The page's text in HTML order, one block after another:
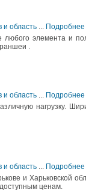
и область ... Подробнее
любого элемента и
.
и область ... Подробнее
нагрузку.
и область ... Подробнее
и Харьковской
ценам.